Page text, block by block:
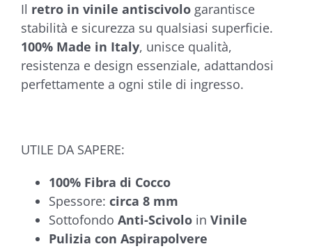
Il retro in vinile antiscivolo garantisce
stabilità e sicurezza su qualsiasi superficie.
100% Made in Italy, unisce qualità,
resistenza e design essenziale, adattandosi
perfettamente a ogni stile di ingresso.
UTILE DA SAPERE:
100% Fibra di Cocco
Spessore: circa 8 mm
Sottofondo Anti-Scivolo in Vinile
Pulizia con Aspirapolvere